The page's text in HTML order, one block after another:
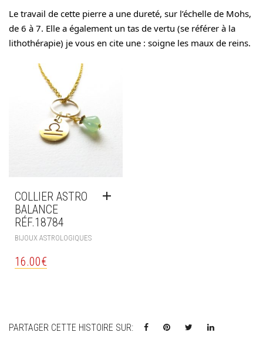
Le travail de cette pierre a une dureté, sur l’échelle de Mohs,
de 6 à 7. Elle a également un tas de vertu (se référer à la
lithothérapie) je vous en cite une : soigne les maux de reins.
COLLIER ASTRO
BALANCE
RÉF.18784
BIJOUX ASTROLOGIQUES
16.00€
PARTAGER CETTE HISTOIRE SUR: